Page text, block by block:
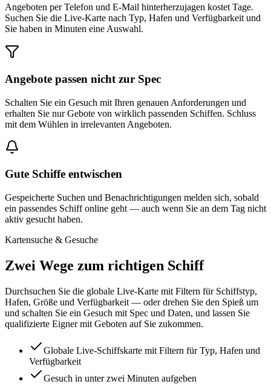
Angeboten per Telefon und E-Mail hinterherzujagen kostet Tage.
Suchen Sie die Live-Karte nach Typ, Hafen und Verfügbarkeit und
Sie haben in Minuten eine Auswahl.
Angebote passen nicht zur Spec
Schalten Sie ein Gesuch mit Ihren genauen Anforderungen und
erhalten Sie nur Gebote von wirklich passenden Schiffen. Schluss
mit dem Wühlen in irrelevanten Angeboten.
Gute Schiffe entwischen
Gespeicherte Suchen und Benachrichtigungen melden sich, sobald
ein passendes Schiff online geht — auch wenn Sie an dem Tag nicht
aktiv gesucht haben.
Kartensuche & Gesuche
Zwei Wege zum richtigen Schiff
Durchsuchen Sie die globale Live-Karte mit Filtern für Schiffstyp,
Hafen, Größe und Verfügbarkeit — oder drehen Sie den Spieß um
und schalten Sie ein Gesuch mit Spec und Daten, und lassen Sie
qualifizierte Eigner mit Geboten auf Sie zukommen.
Globale Live-Schiffskarte mit Filtern für Typ, Hafen und
Verfügbarkeit
Gesuch in unter zwei Minuten aufgeben